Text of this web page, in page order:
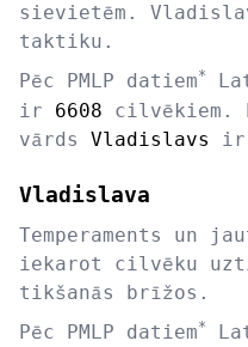
sievietēm.
taktiku.
Pēc PMLP datiem*
ir 6608 cilvēkiem.
vārds Vladislavs ir
Vladislava
Temperaments un
iekarot cilvēku
tikšanās brīžos.
Pēc PMLP datiem*